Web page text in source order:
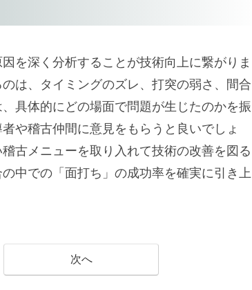
を深く分析することが技術向上に繋がりま
は、タイミングのズレ、打突の弱さ、間合
具体的にどの場面で問題が生じたのかを振
や稽古仲間に意見をもらうと良いでしょ
古メニューを取り入れて技術の改善を図る
中での「面打ち」の成功率を確実に引き上
次へ